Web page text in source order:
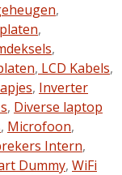
,
,
,
, LCD Kabels,
, Inverter
, Diverse laptop
, Microfoon,
Intern,
Dummy, WiFi